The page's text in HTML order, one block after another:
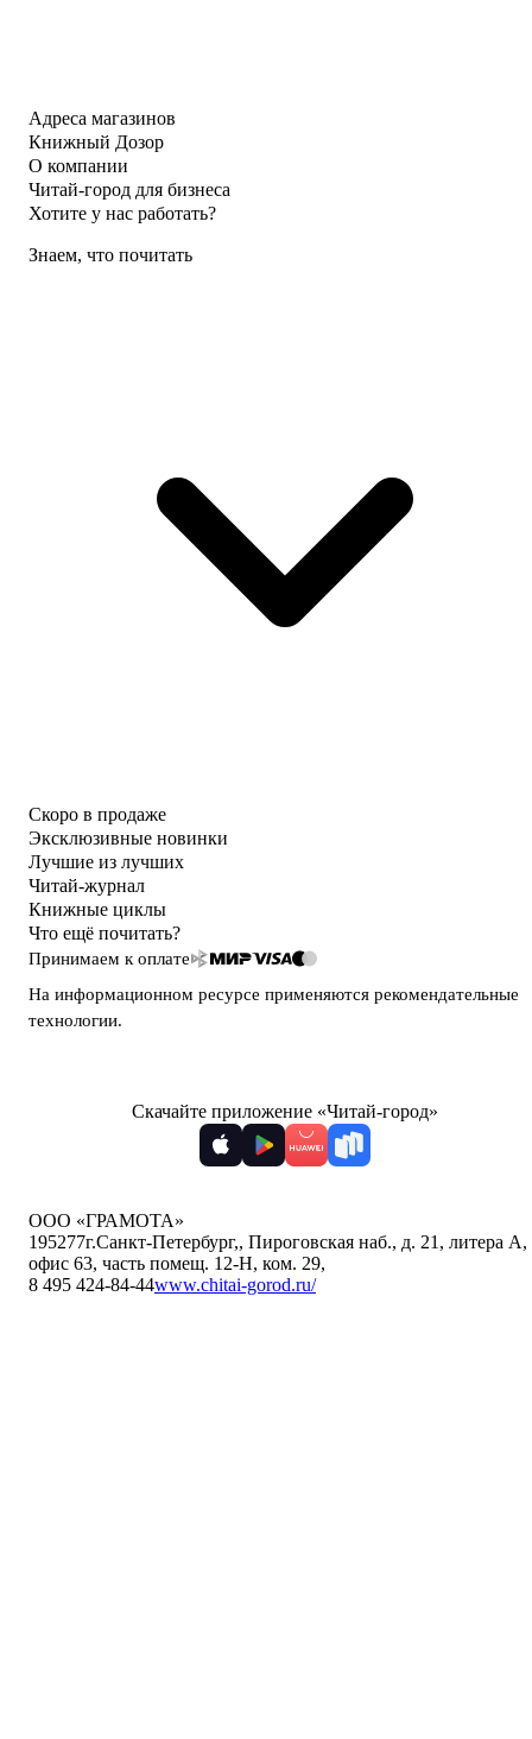
Адреса магазинов
Книжный Дозор
О компании
Читай-город для бизнеса
Хотите у нас работать?
Знаем, что почитать
Скоро в продаже
Эксклюзивные новинки
Лучшие из лучших
Читай-журнал
Книжные циклы
Что ещё почитать?
Принимаем к оплате
На информационном ресурсе применяются рекомендательные
технологии.
Скачайте приложение «Читай-город»
ООО «ГРАМОТА»
195277г.Санкт-Петербург,, Пироговская наб., д. 21, литера А,
офис 63, часть помещ. 12-Н, ком. 29,
8 495 424-84-44www.chitai-gorod.ru/